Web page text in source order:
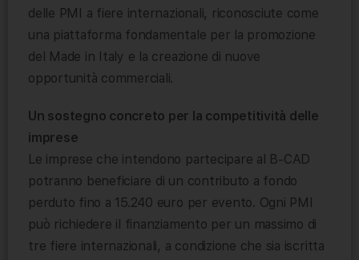
delle PMI a fiere internazionali, riconosciute come
una piattaforma fondamentale per la promozione
del Made in Italy e la creazione di nuove
opportunità commerciali.
Un sostegno concreto per la competitività delle
imprese
Le imprese che intendono partecipare al B-CAD
potranno beneficiare di un contributo a fondo
perduto fino a 15.240 euro per evento. Ogni PMI
può richiedere il finanziamento per un massimo di
tre fiere internazionali, a condizione che sia iscritta